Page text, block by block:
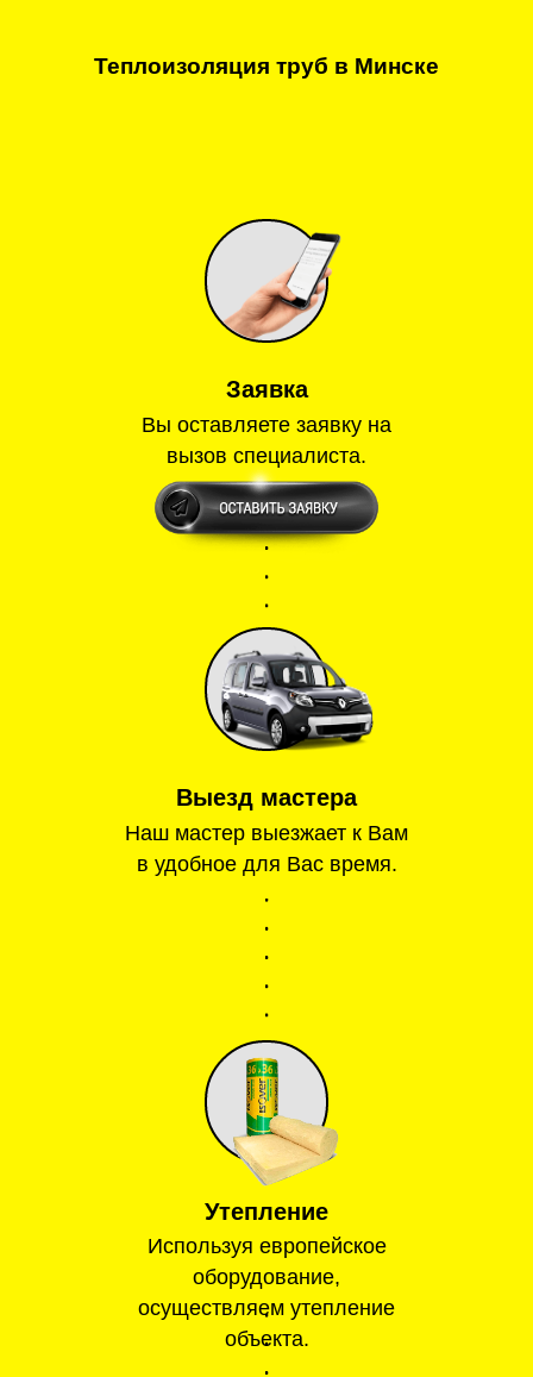
Вы оставляете заявку на
вызов специалиста.
Заявка
Выезд мастера
Наш мастер выезжает к Вам
в удобное для Вас время.
Утепление
Используя европейское
оборудование,
осуществляем утепление
объекта.
Теплоизоляция труб в Минске